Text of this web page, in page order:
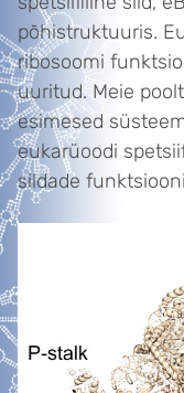
põhistruktuuris.
ribosoomi
uuritud. Meie
esimesed
eukarüoodi
sildade